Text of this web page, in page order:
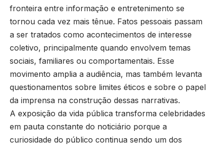
fronteira entre informação e entretenimento se
tornou cada vez mais tênue. Fatos pessoais passam
a ser tratados como acontecimentos de interesse
coletivo, principalmente quando envolvem temas
sociais, familiares ou comportamentais. Esse
movimento amplia a audiência, mas também levanta
questionamentos sobre limites éticos e sobre o papel
da imprensa na construção dessas narrativas.
A exposição da vida pública transforma celebridades
em pauta constante do noticiário porque a
curiosidade do público continua sendo um dos